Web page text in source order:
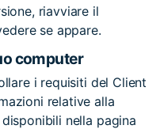
riavviare il
se appare.
computer
i requisiti del Client
relative alla
nella pagina